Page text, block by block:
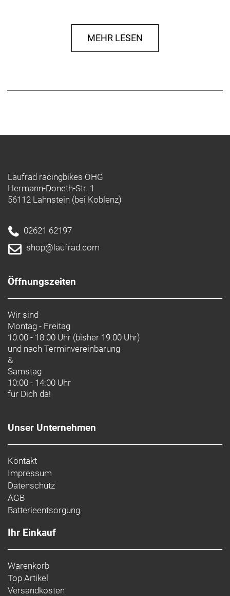
MEHR LESEN
Laufrad racingbikes OHG
Hermann-Doneth-Str. 1
56112 Lahnstein (bei Koblenz)
02621 62197
shop@laufrad.com
Öffnungszeiten
Wir sind
Montag - Freitag
10:00 - 18:00 Uhr (bisher 19:00 Uhr)
und nach Terminvereinbarung
&
Samstag
10:00 - 14:00 Uhr
für Dich da!
Unser Unternehmen
Kontakt
Impressum
Datenschutz
AGB
Batterieentsorgung
Ihr Einkauf
Warenkorb
Top Artikel
Versandkosten